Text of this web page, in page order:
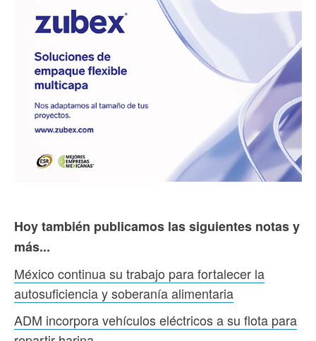
Hoy también publicamos las siguientes notas y
más...
México continua su trabajo para fortalecer la
autosuficiencia y soberanía alimentaria
ADM incorpora vehículos eléctricos a su flota para